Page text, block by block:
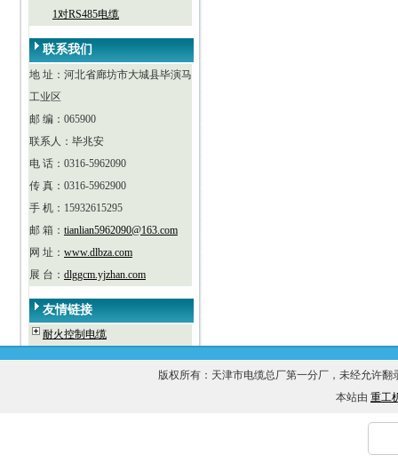
1对RS485电缆
联系我们
地 址：河北省廊坊市大城县毕演马
工业区
邮 编：065900
联系人：毕兆安
电 话：0316-5962090
传 真：0316-5962900
手 机：15932615295
邮 箱： tianlian5962090@163.com
网 址： www.dlbza.com
展 台： dlggcm.yjzhan.com
友情链接
耐火控制电缆
版权所有：天津市电缆总厂第一分厂，未经允许
本站由 重工